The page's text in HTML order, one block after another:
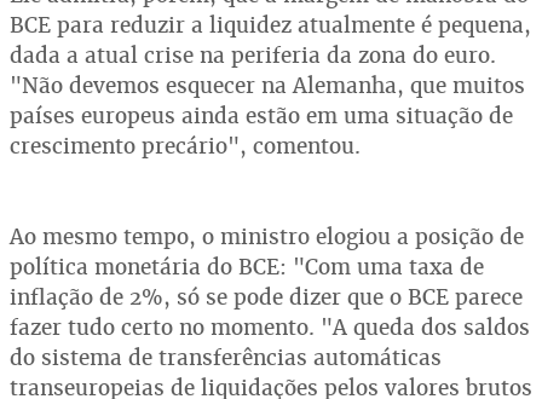
BCE para reduzir a liquidez atualmente é pequena,
dada a atual crise na periferia da zona do euro.
"Não devemos esquecer na Alemanha, que muitos
países europeus ainda estão em uma situação de
crescimento precário", comentou.
Ao mesmo tempo, o ministro elogiou a posição de
política monetária do BCE: "Com uma taxa de
inflação de 2%, só se pode dizer que o BCE parece
fazer tudo certo no momento. "A queda dos saldos
do sistema de transferências automáticas
transeuropeias de liquidações pelos valores brutos